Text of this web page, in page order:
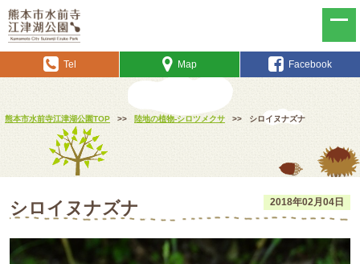
Tel Map Facebook
熊本市水前寺江津湖公園TOP >> 陸地の植物-シロツメクサ >> シロイヌナズナ
2018年02月04日
シロイヌナズナ